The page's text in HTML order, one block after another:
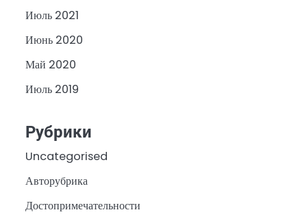
Июль 2021
Июнь 2020
Май 2020
Июль 2019
Рубрики
Uncategorised
Авторубрика
Достопримечательности